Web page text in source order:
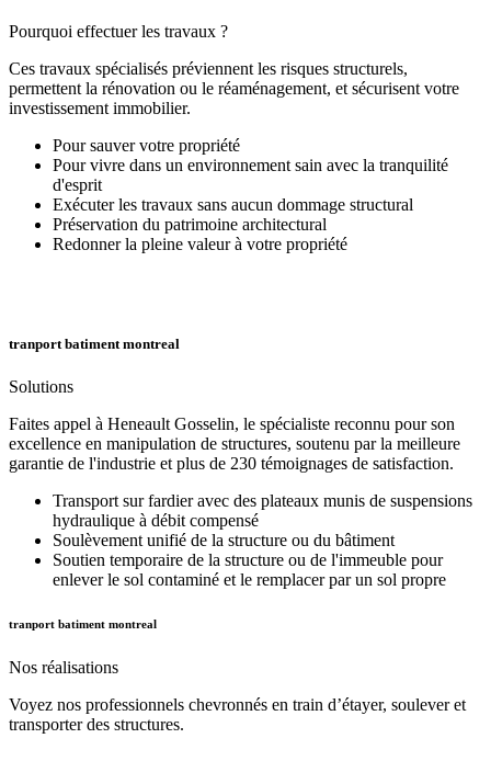
Pourquoi effectuer les travaux ?
Ces travaux spécialisés préviennent les risques structurels,
permettent la rénovation ou le réaménagement, et sécurisent votre
investissement immobilier.
Pour sauver votre propriété
Pour vivre dans un environnement sain avec la tranquilité
d'esprit
Exécuter les travaux sans aucun dommage structural
Préservation du patrimoine architectural
Redonner la pleine valeur à votre propriété
tranport batiment montreal
Solutions
Faites appel à Heneault Gosselin, le spécialiste reconnu pour son
excellence en manipulation de structures, soutenu par la meilleure
garantie de l'industrie et plus de 230 témoignages de satisfaction.
Transport sur fardier avec des plateaux munis de suspensions
hydraulique à débit compensé
Soulèvement unifié de la structure ou du bâtiment
Soutien temporaire de la structure ou de l'immeuble pour
enlever le sol contaminé et le remplacer par un sol propre
tranport batiment montreal
Nos réalisations
Voyez nos professionnels chevronnés en train d’étayer, soulever et
transporter des structures.